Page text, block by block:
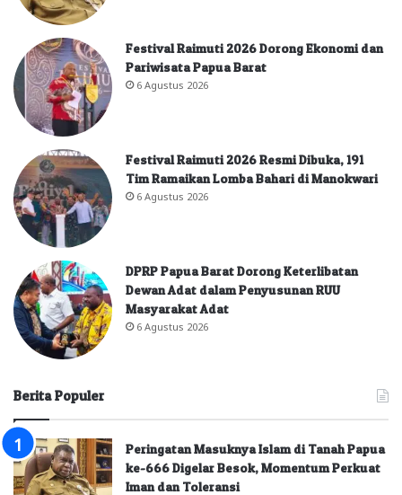
Festival Raimuti 2026 Dorong Ekonomi dan
Pariwisata Papua Barat
6 Agustus 2026
Festival Raimuti 2026 Resmi Dibuka, 191
Tim Ramaikan Lomba Bahari di Manokwari
6 Agustus 2026
DPRP Papua Barat Dorong Keterlibatan
Dewan Adat dalam Penyusunan RUU
Masyarakat Adat
6 Agustus 2026
Berita Populer
Peringatan Masuknya Islam di Tanah Papua
ke-666 Digelar Besok, Momentum Perkuat
Iman dan Toleransi